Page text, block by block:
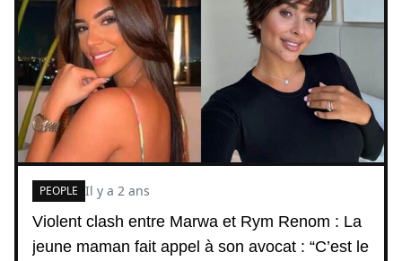
Violent clash entre Marwa et Rym Renom : La
jeune maman fait appel à son avocat : “C’est le
PEOPLE Il y a 2 ans